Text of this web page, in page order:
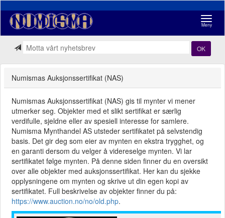
Meny
OK
Numismas Auksjonssertifikat (NAS)
Numismas Auksjonssertifikat (NAS) gis til mynter vi mener
utmerker seg. Objekter med et slikt sertifikat er særlig
verdifulle, sjeldne eller av spesiell interesse for samlere.
Numisma Mynthandel AS utsteder sertifikatet på selvstendig
basis. Det gir deg som eier av mynten en ekstra trygghet, og
en garanti dersom du velger å videreselge mynten. Vi lar
sertifikatet følge mynten. På denne siden finner du en oversikt
over alle objekter med auksjonssertifikat. Her kan du sjekke
opplysningene om mynten og skrive ut din egen kopi av
sertifikatet. Full beskrivelse av objekter finner du på:
https://www.auction.no/no/old.php.